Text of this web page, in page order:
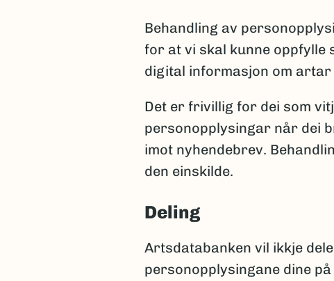
Behandling av
for at vi skal kunne
digital informasjon om
Det er frivillig for dei som
personopplysingar når dei
imot nyhendebrev.
den einskilde.
Deling
Artsdatabanken vil ikkje
personopplysingane dine